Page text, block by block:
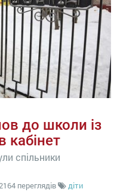
до школи із
кабінет
спільники
переглядів
діти